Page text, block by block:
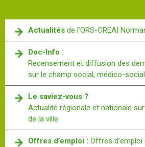
Actualités de l’ORS-CREAI
Doc-Info :
Recensement et diffusion des
sur le champ social, médico-
Le saviez-vous ?
Actualité régionale et nationale
de la ville.
Offres d’emploi : Offres